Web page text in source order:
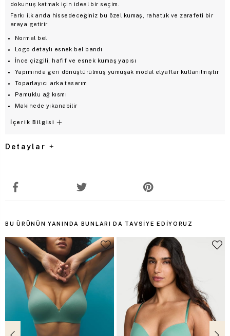
dokunuş katmak için ideal bir seçim.
Farkı ilk anda hissedeceğiniz bu özel kumaş, rahatlık ve zarafeti bir
araya getirir.
Normal bel
Logo detaylı esnek bel bandı
İnce çizgili, hafif ve esnek kumaş yapısı
Yapımında geri dönüştürülmüş yumuşak modal elyaflar kullanılmıştır
Toparlayıcı arka tasarım
Pamuklu ağ kısmı
Makinede yıkanabilir
İçerik Bilgisi
Detaylar
BU ÜRÜNÜN YANINDA BUNLARI DA TAVSIYE EDIYORUZ